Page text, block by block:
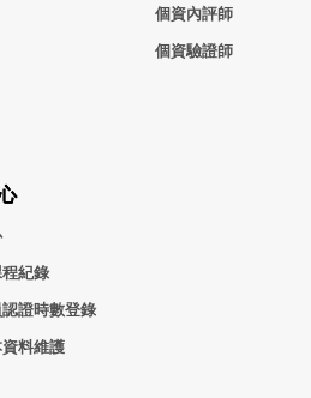
個資內評師
個資驗證師
紀錄
證時數登錄
料維護